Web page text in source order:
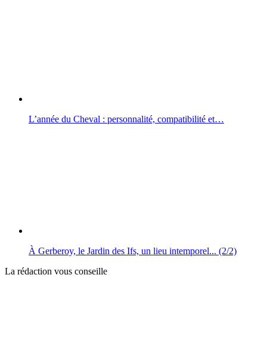
L’année du Cheval : personnalité, compatibilité et…
À Gerberoy, le Jardin des Ifs, un lieu intemporel... (2/2)
La rédaction vous conseille